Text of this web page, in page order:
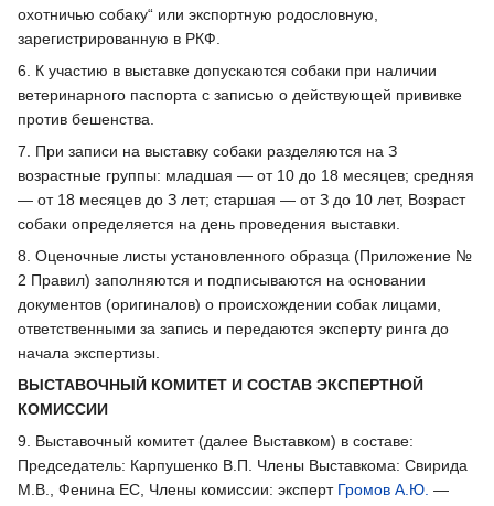
охотничью собаку“ или экспортную родословную,
зарегистрированную в РКФ.
6. К участию в выставке допускаются собаки при наличии
ветеринарного паспорта с записью о действующей прививке
против бешенства.
7. При записи на выставку собаки разделяются на З
возрастные группы: младшая — от 10 до 18 месяцев; средняя
— от 18 месяцев до З лет; старшая — от З до 10 лет, Возраст
собаки определяется на день проведения выставки.
8. Оценочные листы установленного образца (Приложение №
2 Правил) заполняются и подписываются на основании
документов (оригиналов) о происхождении собак лицами,
ответственными за запись и передаются эксперту ринга до
начала экспертизы.
ВЫСТАВОЧНЫЙ КОМИТЕТ И СОСТАВ ЭКСПЕРТНОЙ
КОМИССИИ
9. Выставочный комитет (далее Выставком) в составе:
Председатель: Карпушенко В.П. Члены Выставкома: Свирида
М.В., Фенина ЕС, Члены комиссии: эксперт Громов А.Ю. —